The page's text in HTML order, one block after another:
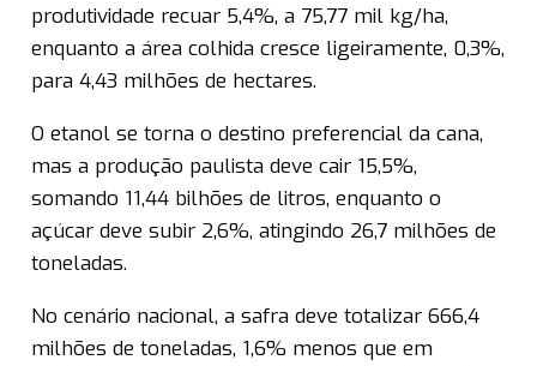
produtividade recuar 5,4%, a 75,77 mil kg/ha,
enquanto a área colhida cresce ligeiramente, 0,3%,
para 4,43 milhões de hectares.
O etanol se torna o destino preferencial da cana,
mas a produção paulista deve cair 15,5%,
somando 11,44 bilhões de litros, enquanto o
açúcar deve subir 2,6%, atingindo 26,7 milhões de
toneladas.
No cenário nacional, a safra deve totalizar 666,4
milhões de toneladas, 1,6% menos que em